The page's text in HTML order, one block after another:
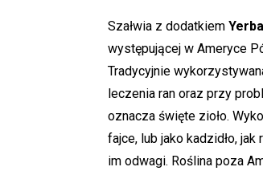
5.00na 5
na
podstawi
klienta
Szałwia z dodatkiem
występującej w Ameryce
Tradycyjnie
leczenia ran oraz przy
oznacza święte zioło.
fajce, lub jako kadzidło,
im odwagi. Roślina poza